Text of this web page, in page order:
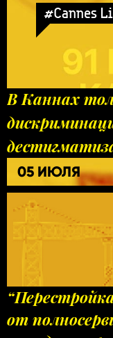
#Cannes
В Каннах
05 ИЮЛЯ
от